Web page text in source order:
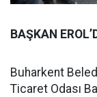
BAŞKAN
Buharkent
Ticaret Odası